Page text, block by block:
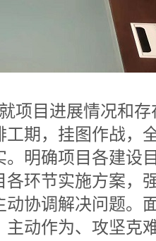
项目进展情况和
期，挂图作战，
明确项目各建设
环节实施方案，
动协调解决问题。
动作为、攻坚克